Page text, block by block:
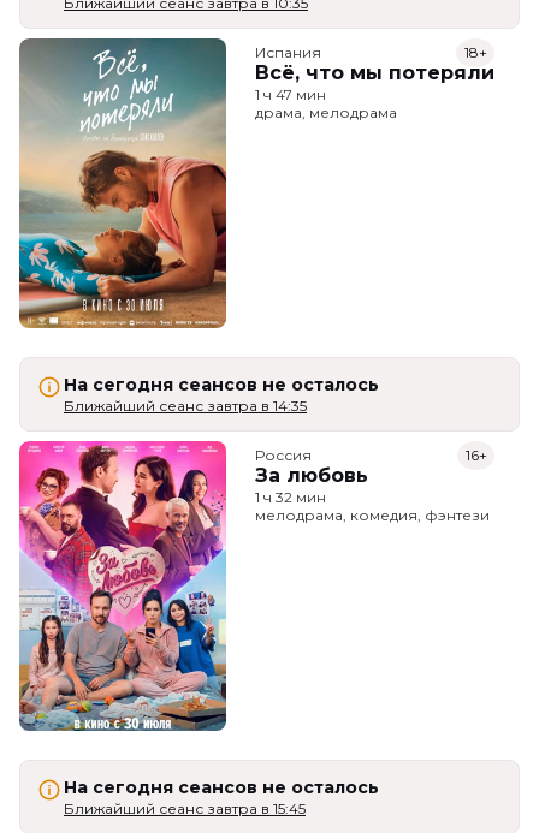
Испания
Всё, что мы потеряли
18+
1 ч 47 мин
драма, мелодрама
На сегодня сеансов не осталось
Ближайший сеанс завтра в 14:35
Россия
За любовь
16+
1 ч 32 мин
мелодрама, комедия, фэнтези
На сегодня сеансов не осталось
Ближайший сеанс завтра в 15:45